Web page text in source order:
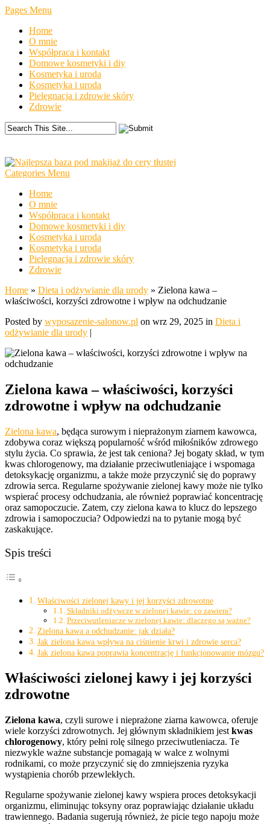
Pages Menu
Home
O mnie
Współpraca i kontakt
Domowe kosmetyki i diy
Kosmetyka i uroda
Kosmetyka i uroda
Pielęgnacja i zdrowie skóry
Zdrowie
Categories Menu
Home
O mnie
Współpraca i kontakt
Domowe kosmetyki i diy
Kosmetyka i uroda
Kosmetyka i uroda
Pielęgnacja i zdrowie skóry
Zdrowie
Home » Dieta i odżywianie dla urody » Zielona kawa –
właściwości, korzyści zdrowotne i wpływ na odchudzanie
Posted by wyposazenie-salonow.pl on wrz 29, 2025 in Dieta i
odżywianie dla urody |
Zielona kawa – właściwości, korzyści
zdrowotne i wpływ na odchudzanie
Zielona kawa, będąca surowym i nieprażonym ziarnem kawowca,
zdobywa coraz większą popularność wśród miłośników zdrowego
stylu życia. Co sprawia, że jest tak ceniona? Jej bogaty skład, w tym
kwas chlorogenowy, ma działanie przeciwutleniające i wspomaga
detoksykację organizmu, a także może przyczynić się do poprawy
zdrowia serca. Regularne spożywanie zielonej kawy może nie tylko
wspierać procesy odchudzania, ale również poprawiać koncentrację
oraz samopoczucie. Zatem, czy zielona kawa to klucz do lepszego
zdrowia i samopoczucia? Odpowiedzi na to pytanie mogą być
zaskakujące.
Spis treści
Właściwości zielonej kawy i jej korzyści zdrowotne
Składniki odżywcze w zielonej kawie: co zawiera?
Przeciwutleniacze w zielonej kawie: dlaczego są ważne?
Zielona kawa a odchudzanie: jak działa?
Jak zielona kawa wpływa na ciśnienie krwi i zdrowie serca?
Jak zielona kawa poprawia koncentrację i funkcjonowanie mózgu?
Właściwości zielonej kawy i jej korzyści
zdrowotne
Zielona kawa, czyli surowe i nieprażone ziarna kawowca, oferuje
wiele korzyści zdrowotnych. Jej głównym składnikiem jest kwas
chlorogenowy, który pełni rolę silnego przeciwutleniacza. Te
niezwykle ważne substancje pomagają w walce z wolnymi
rodnikami, co może przyczynić się do zmniejszenia ryzyka
wystąpienia chorób przewlekłych.
Regularne spożywanie zielonej kawy wspiera proces detoksykacji
organizmu, eliminując toksyny oraz poprawiając działanie układu
trawiennego. Badania sugerują również, że picie tego napoju może